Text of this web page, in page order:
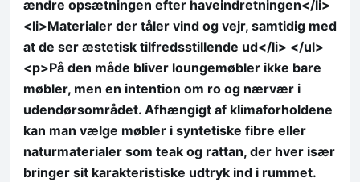
ændre opsætningen efter haveindretningen</li>
<li>Materialer der tåler vind og vejr, samtidig med
at de ser æstetisk tilfredsstillende ud</li> </ul>
<p>På den måde bliver loungemøbler ikke bare
møbler, men en intention om ro og nærvær i
udendørsområdet. Afhængigt af klimaforholdene
kan man vælge møbler i syntetiske fibre eller
naturmaterialer som teak og rattan, der hver især
bringer sit karakteristiske udtryk ind i rummet.